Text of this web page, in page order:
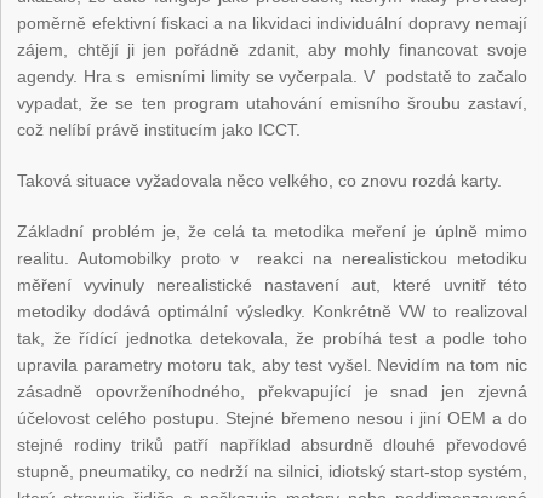
poměrně efektivní fiskaci a na likvidaci individuální dopravy nemají
zájem, chtějí ji jen pořádně zdanit, aby mohly financovat svoje
agendy. Hra s emisními limity se vyčerpala. V podstatě to začalo
vypadat, že se ten program utahování emisního šroubu zastaví,
což nelíbí právě institucím jako ICCT.
Taková situace vyžadovala něco velkého, co znovu rozdá karty.
Základní problém je, že celá ta metodika meření je úplně mimo
realitu. Automobilky proto v reakci na nerealistickou metodiku
měření vyvinuly nerealistické nastavení aut, které uvnitř této
metodiky dodává optimální výsledky. Konkrétně VW to realizoval
tak, že řídící jednotka detekovala, že probíhá test a podle toho
upravila parametry motoru tak, aby test vyšel. Nevidím na tom nic
zásadně opovrženíhodného, překvapující je snad jen zjevná
účelovost celého postupu. Stejné břemeno nesou i jiní OEM a do
stejné rodiny triků patří například absurdně dlouhé převodové
stupně, pneumatiky, co nedrží na silnici, idiotský start-stop systém,